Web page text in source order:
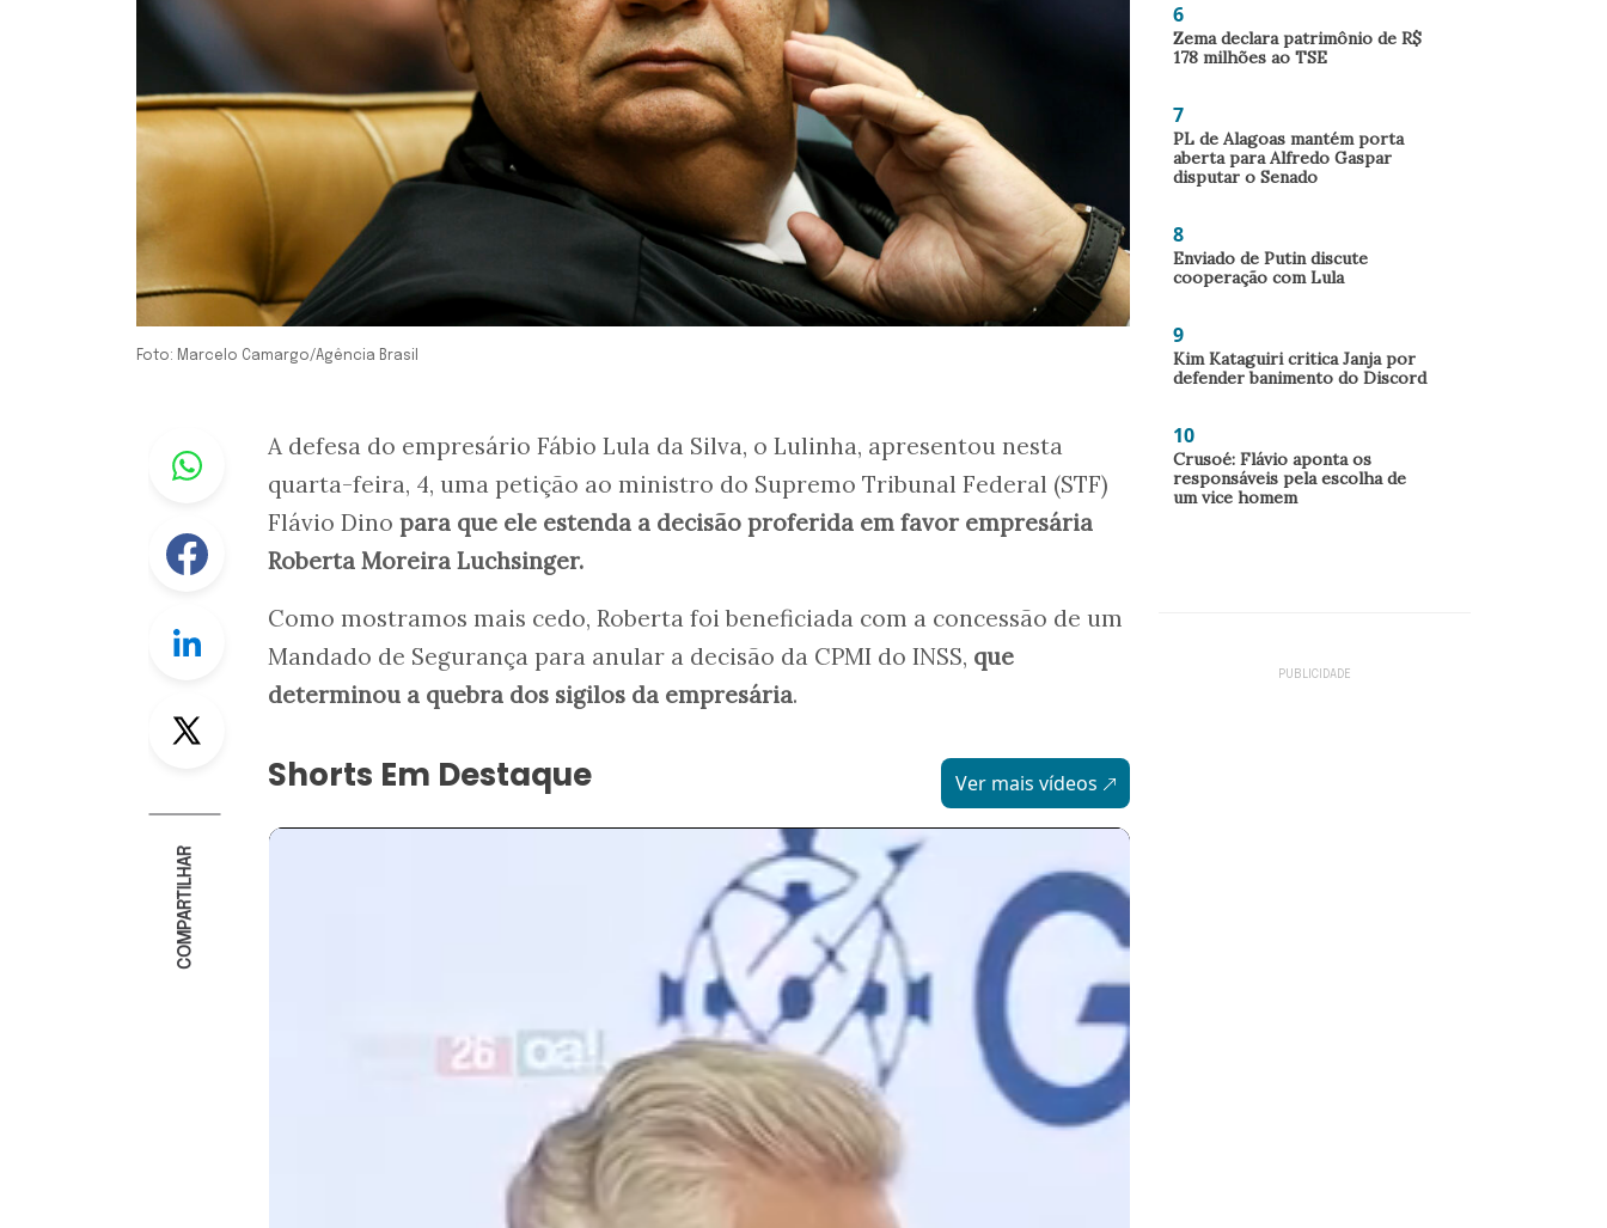
Foto: Marcelo Camargo/Agência Brasil
Whastapp
Facebook
Linkedin
Twitter
COMPARTILHAR
A defesa do empresário Fábio Lula da Silva, o Lulinha, apresentou nesta
quarta-feira, 4, uma petição ao ministro do Supremo Tribunal Federal (STF)
Flávio Dino para que ele estenda a decisão proferida em favor empresária
Roberta Moreira Luchsinger.
Como mostramos mais cedo, Roberta foi beneficiada com a concessão de um
Mandado de Segurança para anular a decisão da CPMI do INSS, que
determinou a quebra dos sigilos da empresária.
Shorts Em Destaque Ver mais vídeos
6
Zema declara patrimônio de R$
178 milhões ao TSE
7
PL de Alagoas mantém porta
aberta para Alfredo Gaspar
disputar o Senado
8
Enviado de Putin discute
cooperação com Lula
9
Kim Kataguiri critica Janja por
defender banimento do Discord
10
Crusoé: Flávio aponta os
responsáveis pela escolha de
um vice homem